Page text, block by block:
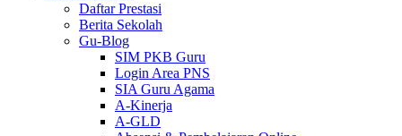
Daftar Prestasi
Berita Sekolah
Gu-Blog
SIM PKB Guru
Login Area PNS
SIA Guru Agama
A-Kinerja
A-GLD